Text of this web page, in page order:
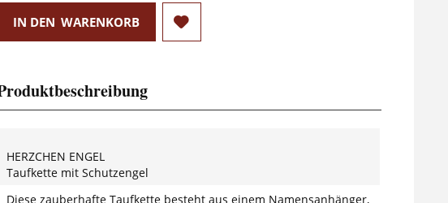
IN DEN WARENKORB
HERZCHEN ENGEL
Taufkette mit Schutzengel
Diese zauberhafte Taufkette besteht aus einem Namensanhänger,